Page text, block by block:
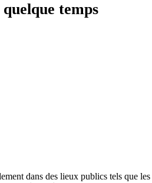
temps
dans des lieux publics tels que